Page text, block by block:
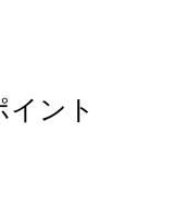
イント